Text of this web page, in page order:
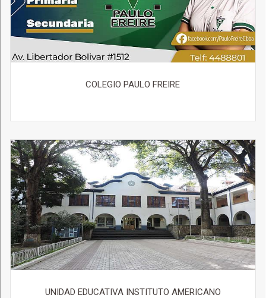
COLEGIO PAULO FREIRE
UNIDAD EDUCATIVA INSTITUTO AMERICANO